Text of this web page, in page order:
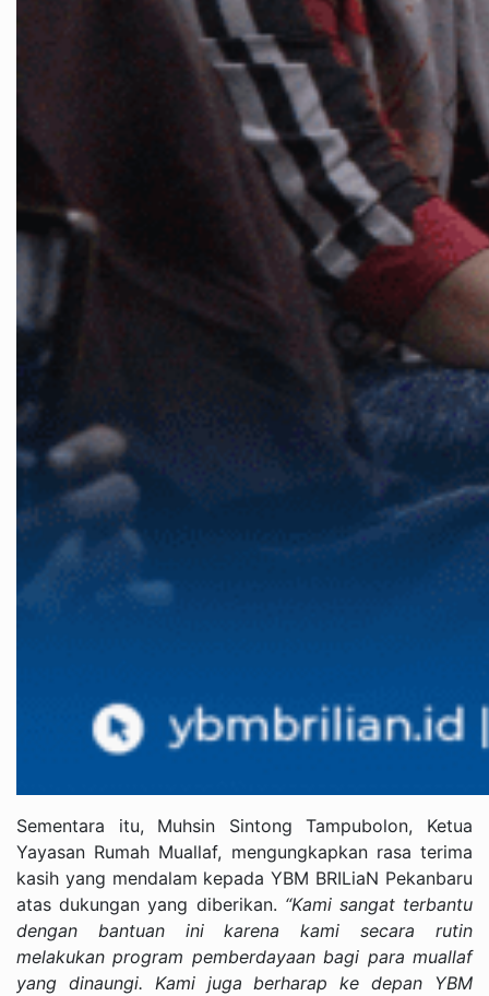
Sementara itu, Muhsin Sintong Tampubolon, Ketua
Yayasan Rumah Muallaf, mengungkapkan rasa terima
kasih yang mendalam kepada YBM BRILiaN Pekanbaru
atas dukungan yang diberikan. “Kami sangat terbantu
dengan bantuan ini karena kami secara rutin
melakukan program pemberdayaan bagi para muallaf
yang dinaungi. Kami juga berharap ke depan YBM